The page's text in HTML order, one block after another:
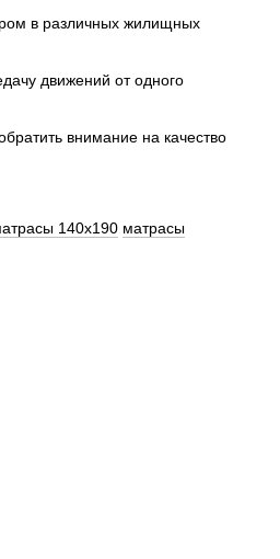
в различных жилищных
движений от одного
внимание на качество
140x190 матрасы